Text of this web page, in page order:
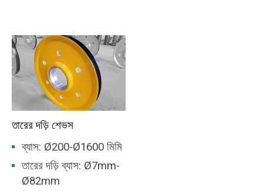
তারের দড়ি শেভস
ব্যাস: Ø200-Ø1600 মিমি
তারের দড়ি ব্যাস: Ø7mm-
Ø82mm